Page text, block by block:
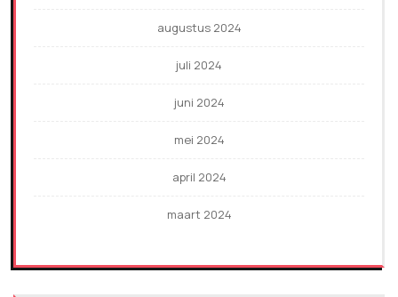
augustus 2024
juli 2024
juni 2024
mei 2024
april 2024
maart 2024